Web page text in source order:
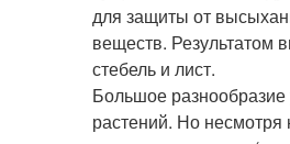
для защиты от
веществ. Результатом
стебель и лист.
Большое
растений. Но